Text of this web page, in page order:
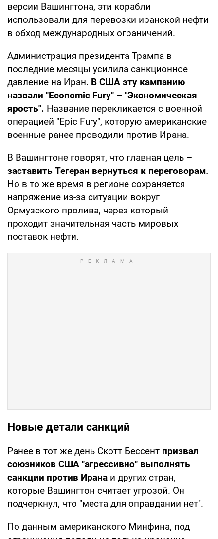
версии Вашингтона, эти корабли
использовали для перевозки иранской нефти
в обход международных ограничений.
Администрация президента Трампа в
последние месяцы усилила санкционное
давление на Иран. В США эту кампанию
назвали "Economic Fury" – "Экономическая
ярость". Название перекликается с военной
операцией "Epic Fury", которую американские
военные ранее проводили против Ирана.
В Вашингтоне говорят, что главная цель –
заставить Тегеран вернуться к переговорам.
Но в то же время в регионе сохраняется
напряжение из-за ситуации вокруг
Ормузского пролива, через который
проходит значительная часть мировых
поставок нефти.
Новые детали санкций
Ранее в тот же день Скотт Бессент призвал
союзников США "агрессивно" выполнять
санкции против Ирана и других стран,
которые Вашингтон считает угрозой. Он
подчеркнул, что "места для оправданий нет".
По данным американского Минфина, под